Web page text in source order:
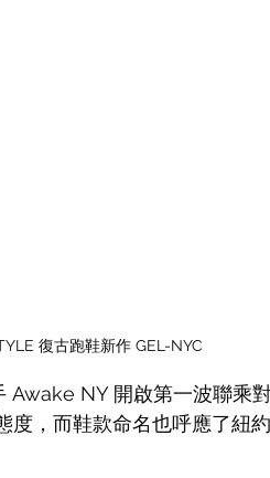
復古跑鞋新作 GEL-NYC
Awake NY 開啟第一波聯乘
，而鞋款命名也呼應了紐